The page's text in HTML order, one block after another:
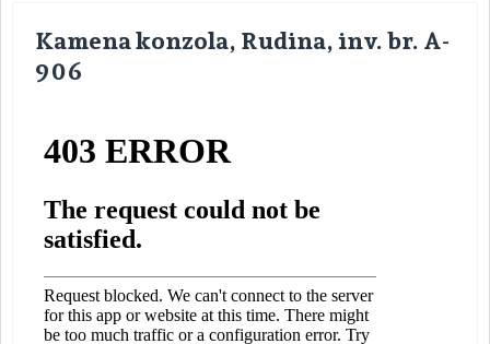
Kamena konzola, Rudina, inv. br. A-
906